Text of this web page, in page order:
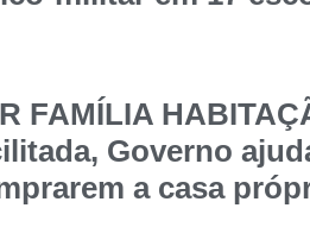
FAMÍLIA
Governo
a casa